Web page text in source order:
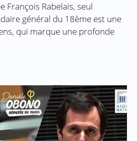
François Rabelais, seul
général du 18ème est une
qui marque une profonde